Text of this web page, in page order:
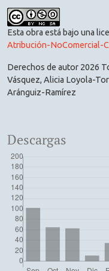
Esta obra está bajo una
Atribución-NoComercial-
Derechos de autor 2026
Vásquez, Alicia Loyola-
Aránguiz-Ramírez
Descargas